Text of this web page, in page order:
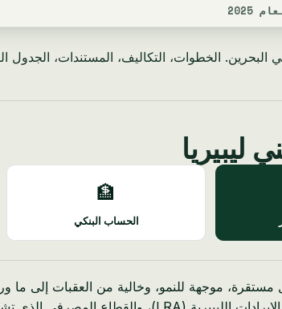
الخطوات، التكاليف، المستندات، الجدول
ليبيريا
🏦
الحساب البنكي
موجهة للنمو، وخالية من العقبات إلى ما